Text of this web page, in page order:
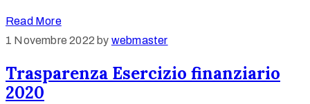
Read More
1 Novembre 2022 by webmaster
Trasparenza Esercizio finanziario
2020